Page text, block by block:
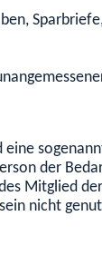
der
Mitglied
nicht